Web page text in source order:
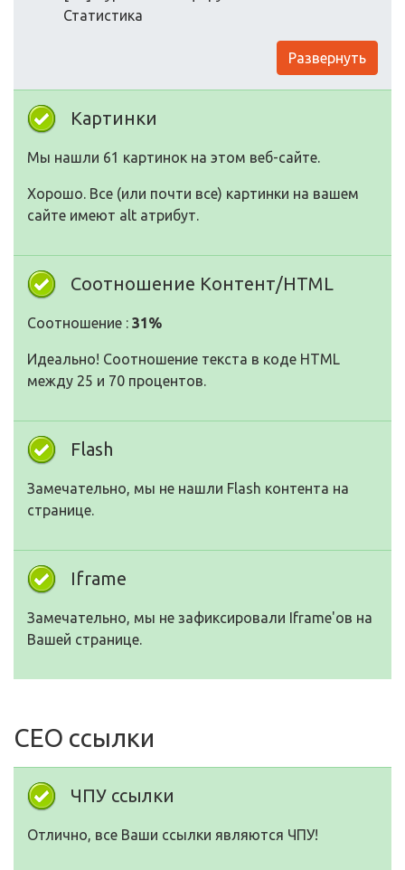
Статистика
Развернуть
Картинки
Мы нашли 61 картинок на этом веб-сайте.
Хорошо. Все (или почти все) картинки на вашем
сайте имеют alt атрибут.
Соотношение Контент/HTML
Соотношение : 31%
Идеально! Соотношение текста в коде HTML
между 25 и 70 процентов.
Flash
Замечательно, мы не нашли Flash контента на
странице.
Iframe
Замечательно, мы не зафиксировали Iframe'ов на
Вашей странице.
СЕО ссылки
ЧПУ ссылки
Отлично, все Ваши ссылки являются ЧПУ!